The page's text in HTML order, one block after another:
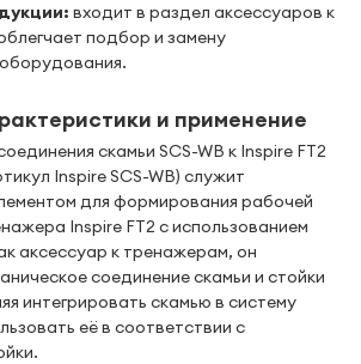
входит в раздел аксессуаров к
подбор и замену
и применение
скамьи SCS-WB к Inspire FT2
Inspire SCS-WB) служит
для формирования рабочей
Inspire FT2 с использованием
аксессуар к тренажерам, он
соединение скамьи и стойки
интегрировать скамью в систему
её в соответствии с